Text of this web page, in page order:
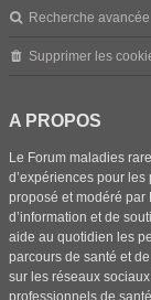
Recherche avancée
Supprimer les
A PROPOS
Le Forum maladies
d’expériences pour
proposé et modéré par
d’information et de
aide au quotidien les
parcours de santé et
sur les réseaux
professionnels de